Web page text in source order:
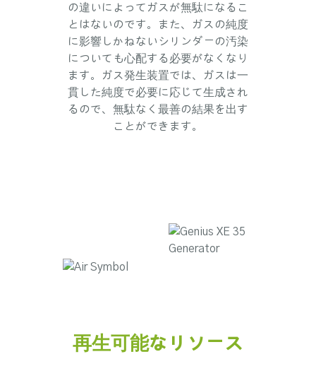
の違いによってガスが無駄になるこ
とはないのです。また、ガスの純度
に影響しかねないシリンダーの汚染
についても心配する必要がなくなり
ます。ガス発生装置では、ガスは一
貫した純度で必要に応じて生成され
るので、無駄なく最善の結果を出す
ことができます。
再生可能なリソース